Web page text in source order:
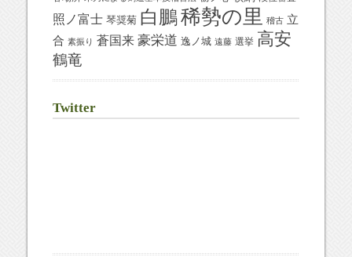
照ノ富士 琴奨菊 白鵬稀勢の里 稽古 立
合 素振り 蒼国来 豪栄道 逸ノ城 遠藤 選挙 高安
鶴竜
Twitter